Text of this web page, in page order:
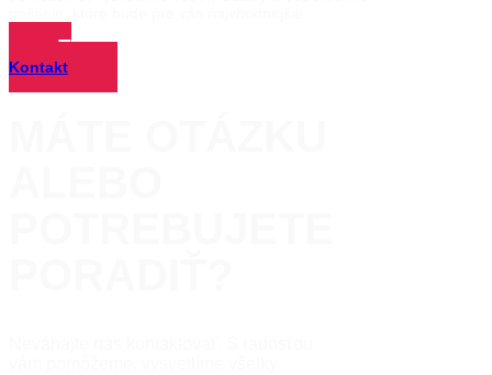
Kontakt